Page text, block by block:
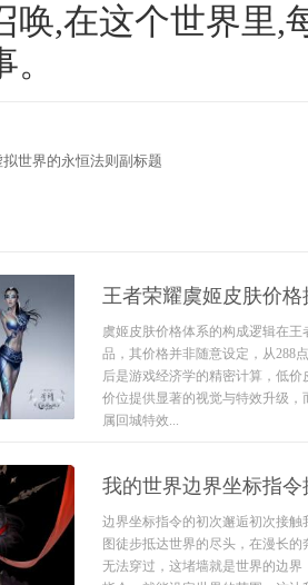
唤,在这个世界里,
世界的永恒法则副标题
王者荣耀虞姬皮肤价
虞姬皮肤价格体系的构成逻辑在
品，其价格并非随意设定，从288
后是游戏经济学的精密计算，低
价位提供显著的视觉与特效升级
属回城特效...
我的世界边界坐标指
边界坐标指令的初次邂逅初次接
图徒步抵达世界的尽头，在漫长
无法穿过，这堵墙就是世界的边